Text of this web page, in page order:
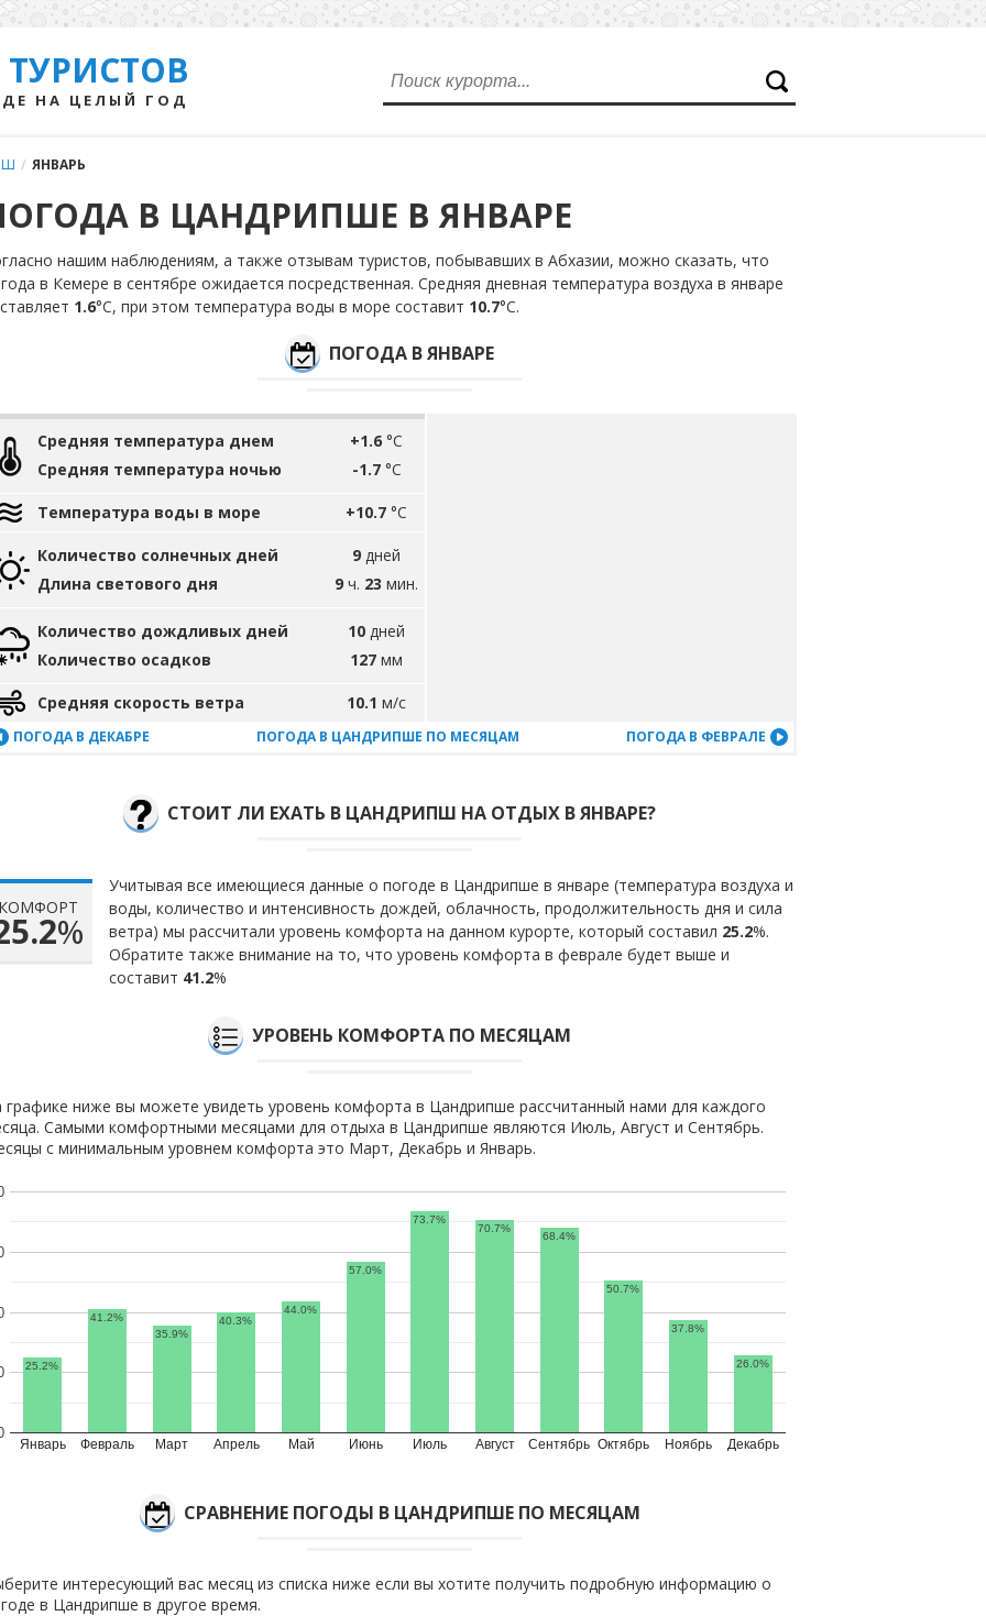
НА ЦЕЛЫЙ ГОД
/ ЯНВАРЬ
В ЦАНДРИПШЕ В ЯНВАРЕ
нашим наблюдениям, а также отзывам туристов, побывавших в Абхазии, можно сказать, что
в Кемере в сентябре ожидается посредственная. Средняя дневная температура воздуха в январе
1.6°С, при этом температура воды в море составит 10.7°С.
ПОГОДА В ЯНВАРЕ
Средняя температура днем
Средняя температура ночью
+1.6 °C
-1.7 °C
Температура воды в море +10.7 °C
Количество солнечных дней
Длина светового дня
9 дней
9 ч. 23 мин.
Количество дождливых дней
Количество осадков
10 дней
127 мм
Средняя скорость ветра 10.1 м/с
ПОГОДА В ДЕКАБРЕ ПОГОДА В ЦАНДРИПШЕ ПО МЕСЯЦАМ ПОГОДА В ФЕВРАЛЕ
СТОИТ ЛИ ЕХАТЬ В ЦАНДРИПШ НА ОТДЫХ В ЯНВАРЕ?
КОМФОРТ
%
Учитывая все имеющиеся данные о погоде в Цандрипше в январе (температура воздуха и
воды, количество и интенсивность дождей, облачность, продолжительность дня и сила
ветра) мы рассчитали уровень комфорта на данном курорте, который составил 25.2%.
Обратите также внимание на то, что уровень комфорта в феврале будет выше и
составит 41.2%
УРОВЕНЬ КОМФОРТА ПО МЕСЯЦАМ
графике ниже вы можете увидеть уровень комфорта в Цандрипше рассчитанный нами для каждого
Самыми комфортными месяцами для отдыха в Цандрипше являются Июль, Август и Сентябрь.
с минимальным уровнем комфорта это Март, Декабрь и Январь.
Январь Февраль Март Апрель Май Июнь Июль Август Сентябрь Октябрь Ноябрь Декабрь
25.2%
41.2%
35.9%
40.3%
44.0%
57.0%
73.7%
70.7%
68.4%
50.7%
37.8%
26.0%
СРАВНЕНИЕ ПОГОДЫ В ЦАНДРИПШЕ ПО МЕСЯЦАМ
интересующий вас месяц из списка ниже если вы хотите получить подробную информацию о
в Цандрипше в другое время.